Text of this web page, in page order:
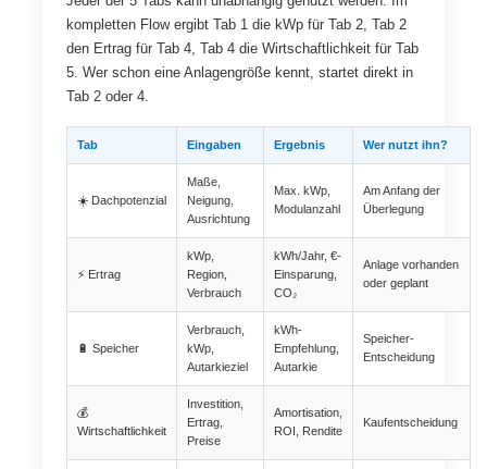
kompletten Flow ergibt Tab 1 die kWp für Tab 2, Tab 2
den Ertrag für Tab 4, Tab 4 die Wirtschaftlichkeit für Tab
5. Wer schon eine Anlagengröße kennt, startet direkt in
Tab 2 oder 4.
Tab Eingaben Ergebnis Wer nutzt ihn?
☀️ Dachpotenzial
Maße,
Neigung,
Ausrichtung
Max. kWp,
Modulanzahl
Am Anfang der
Überlegung
⚡ Ertrag
kWp,
Region,
Verbrauch
kWh/Jahr, €-
Einsparung,
CO₂
Anlage vorhanden
oder geplant
🔋 Speicher
Verbrauch,
kWp,
Autarkieziel
kWh-
Empfehlung,
Autarkie
Speicher-
Entscheidung
💰
Wirtschaftlichkeit
Investition,
Ertrag,
Preise
Amortisation,
ROI, Rendite
Kaufentscheidung